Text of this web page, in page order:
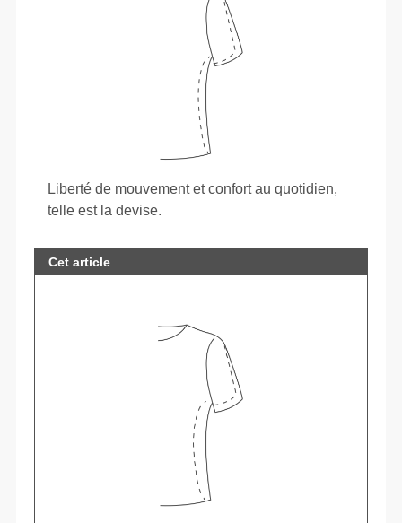
Liberté de mouvement et confort au quotidien,
telle est la devise.
Cet article